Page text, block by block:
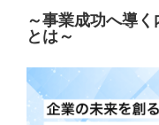
～事業成功へ導
とは～